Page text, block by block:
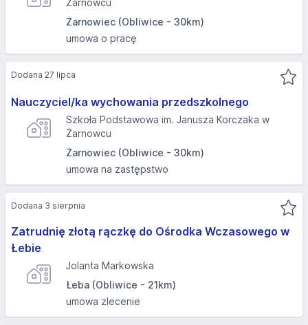
Żarnowcu
Żarnowiec (Obliwice - 30km)
umowa o pracę
Nauczyciel/ka wychowania przedszkolnego
Szkoła Podstawowa im. Janusza Korczaka w
Żarnowcu
Żarnowiec (Obliwice - 30km)
umowa na zastępstwo
Dodana 27 lipca
Zatrudnię złotą rączkę do Ośrodka Wczasowego w
Łebie
Jolanta Markowska
Łeba (Obliwice - 21km)
umowa zlecenie
Dodana 3 sierpnia